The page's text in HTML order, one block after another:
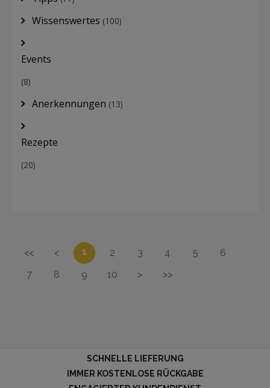
Wissenswertes (100)
Events
(8)
Anerkennungen (13)
Rezepte
(20)
<< < 1 2 3 4 5
6
7
8 9 10 > >>
SCHNELLE LIEFERUNG
IMMER KOSTENLOSE RÜCKGABE